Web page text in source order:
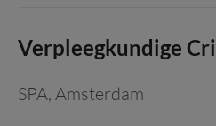
Verpleegkundige
SPA, Amsterdam